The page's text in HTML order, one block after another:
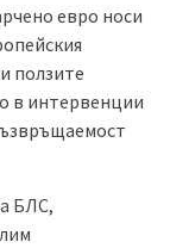
евро носи
ползите
в интервенции
БЛС,